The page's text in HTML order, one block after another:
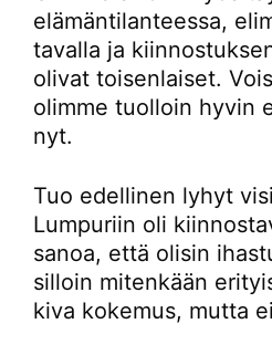
elämäntilanteessa,
tavalla ja
olivat toisenlaiset.
olimme tuolloin hyvin
nyt.
Tuo edellinen lyhyt
Lumpuriin oli
sanoa, että olisin
silloin mitenkään
kiva kokemus, mutta